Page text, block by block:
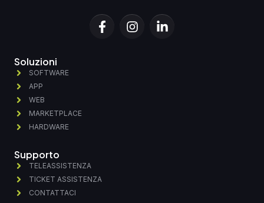
Soluzioni
SOFTWARE
APP
WEB
MARKETPLACE
HARDWARE
Supporto
TELEASSISTENZA
TICKET ASSISTENZA
CONTATTACI